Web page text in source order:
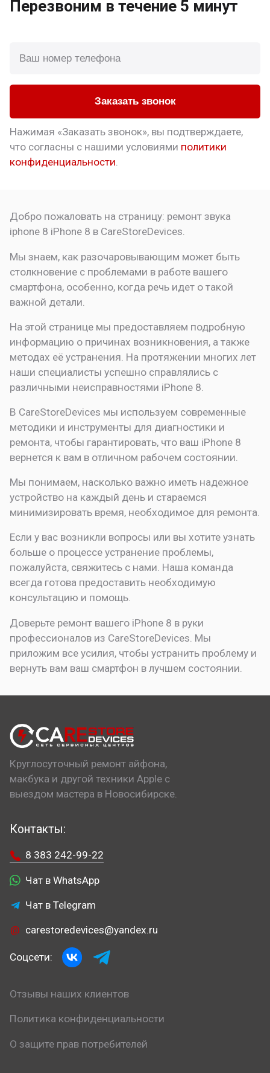
Перезвоним в течение 5 минут
Заказать звонок
Нажимая «Заказать звонок», вы подтверждаете,
что согласны с нашими условиями политики
конфиденциальности.
Добро пожаловать на страницу: ремонт звука
iphone 8 iPhone 8 в CareStoreDevices.
Мы знаем, как разочаровывающим может быть
столкновение с проблемами в работе вашего
смартфона, особенно, когда речь идет о такой
важной детали.
На этой странице мы предоставляем подробную
информацию о причинах возникновения, а также
методах её устранения. На протяжении многих лет
наши специалисты успешно справлялись с
различными неисправностями iPhone 8.
В CareStoreDevices мы используем современные
методики и инструменты для диагностики и
ремонта, чтобы гарантировать, что ваш iPhone 8
вернется к вам в отличном рабочем состоянии.
Мы понимаем, насколько важно иметь надежное
устройство на каждый день и стараемся
минимизировать время, необходимое для ремонта.
Если у вас возникли вопросы или вы хотите узнать
больше о процессе устранение проблемы,
пожалуйста, свяжитесь с нами. Наша команда
всегда готова предоставить необходимую
консультацию и помощь.
Доверьте ремонт вашего iPhone 8 в руки
профессионалов из CareStoreDevices. Мы
приложим все усилия, чтобы устранить проблему и
вернуть вам ваш смартфон в лучшем состоянии.
Круглосуточный ремонт айфона,
макбука и другой техники Apple с
выездом мастера в Новосибирске.
Контакты:
8 383 242-99-22
Чат в WhatsApp
Чат в Telegram
carestoredevices@yandex.ru
Соцсети:
Отзывы наших клиентов
Политика конфиденциальности
О защите прав потребителей